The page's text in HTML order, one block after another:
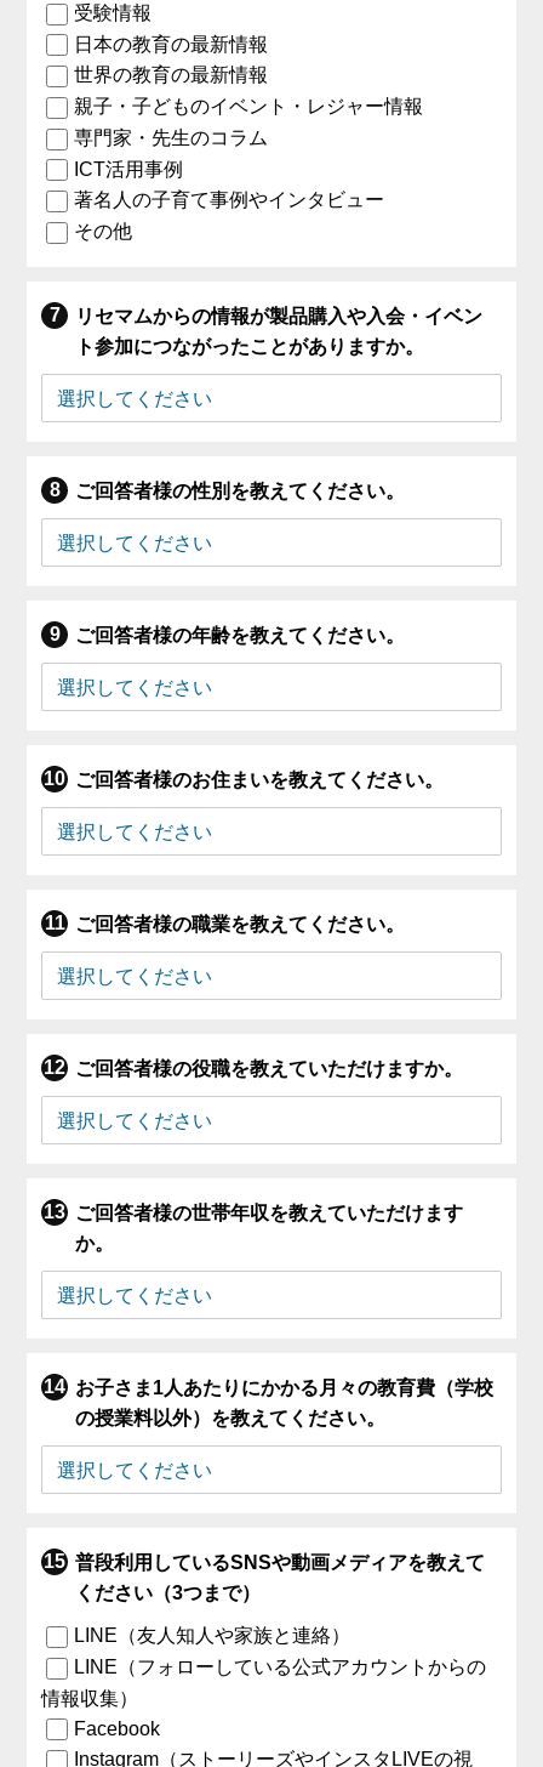
受験情報
日本の教育の最新情報
世界の教育の最新情報
親子・子どものイベント・レジャー情報
専門家・先生のコラム
ICT活用事例
著名人の子育て事例やインタビュー
その他
リセマムからの情報が製品購入や入会・イベン
ト参加につながったことがありますか。
ご回答者様の性別を教えてください。
ご回答者様の年齢を教えてください。
ご回答者様のお住まいを教えてください。
ご回答者様の職業を教えてください。
ご回答者様の役職を教えていただけますか。
ご回答者様の世帯年収を教えていただけます
か。
お子さま1人あたりにかかる月々の教育費（学校
の授業料以外）を教えてください。
普段利用しているSNSや動画メディアを教えて
ください（3つまで）
LINE（友人知人や家族と連絡）
LINE（フォローしている公式アカウントからの
情報収集）
Facebook
Instagram（ストーリーズやインスタLIVEの視